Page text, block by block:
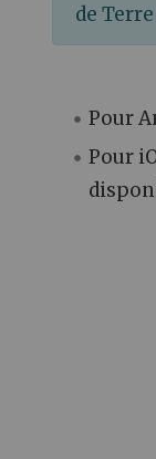
de
Pour
Pour